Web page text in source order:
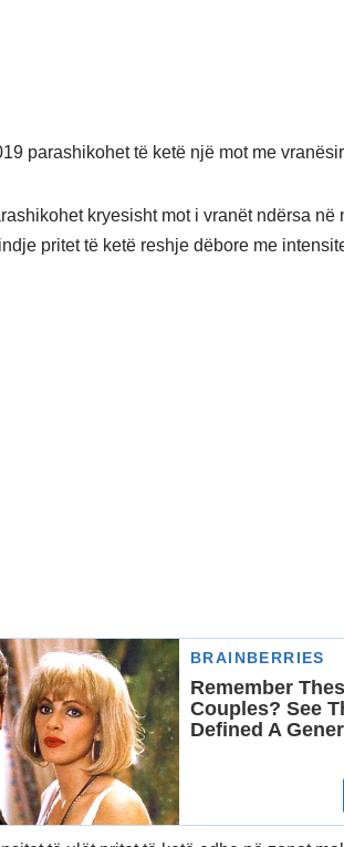
parashikohet të ketë një mot me
kryesisht mot i vranët ndërsa në
pritet të ketë reshje dëbore me